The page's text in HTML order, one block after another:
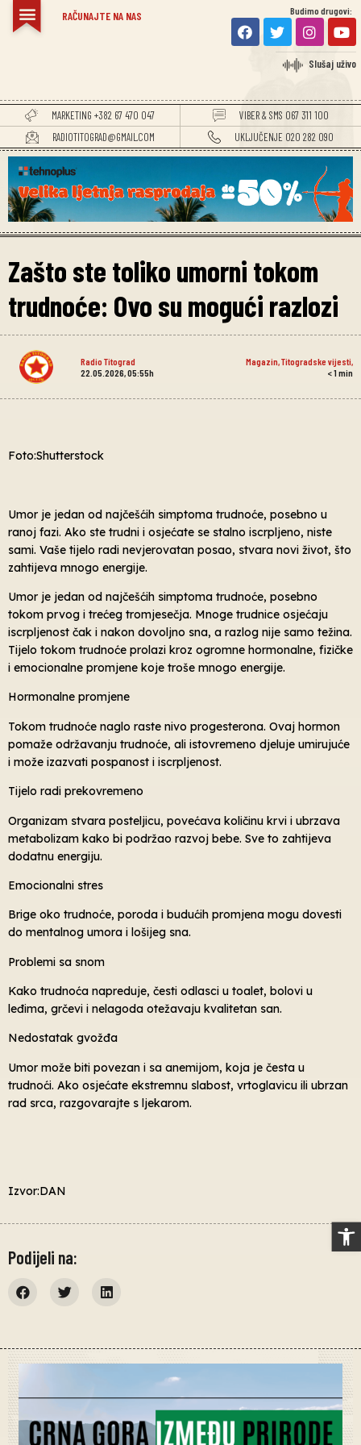
RAČUNAJTE NA NAS Budimo drugovi:
Slušaj uživo
MARKETING +382 67 470 047
VIBER & SMS 067 311 100
RADIOTITOGRAD@GMAIL.COM
UKLJUČENJE 020 282 090
Zašto ste toliko umorni tokom
trudnoće: Ovo su mogući razlozi
Radio Titograd Magazin Titogradske vijesti
22.05.2026, 05:55h
< 1min
Foto:Shutterstock
Umor je jedan od najčešćih simptoma trudnoće, posebno u
ranoj fazi. Ako ste trudni i osjećate se stalno iscrpljeno, niste
sami. Vaše tijelo radi nevjerovatan posao, stvara novi život, što
zahtijeva mnogo energije.
Umor je jedan od najčešćih simptoma trudnoće, posebno
tokom prvog i trećeg tromjesečja. Mnoge trudnice osjećaju
iscrpljenost čak i nakon dovoljno sna, a razlog nije samo težina.
Tijelo tokom trudnoće prolazi kroz ogromne hormonalne, fizičke
i emocionalne promjene koje troše mnogo energije.
Hormonalne promjene
Tokom trudnoće naglo raste nivo progesterona. Ovaj hormon
pomaže održavanju trudnoće, ali istovremeno djeluje umirujuće
i može izazvati pospanost i iscrpljenost.
Tijelo radi prekovremeno
Organizam stvara posteljicu, povećava količinu krvi i ubrzava
metabolizam kako bi podržao razvoj bebe. Sve to zahtijeva
dodatnu energiju.
Emocionalni stres
Brige oko trudnoće, poroda i budućih promjena mogu dovesti
do mentalnog umora i lošijeg sna.
Problemi sa snom
Kako trudnoća napreduje, česti odlasci u toalet, bolovi u
leđima, grčevi i nelagoda otežavaju kvalitetan san.
Nedostatak gvožđa
Umor može biti povezan i sa anemijom, koja je česta u
trudnoći. Ako osjećate ekstremnu slabost, vrtoglavicu ili ubrzan
rad srca, razgovarajte s ljekarom.
Izvor:DAN
Podijeli na: